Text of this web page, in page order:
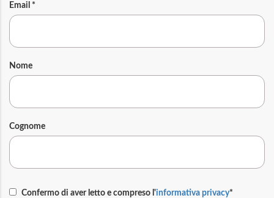
Email *
Nome
Cognome
Confermo di aver letto e compreso l'informativa privacy*